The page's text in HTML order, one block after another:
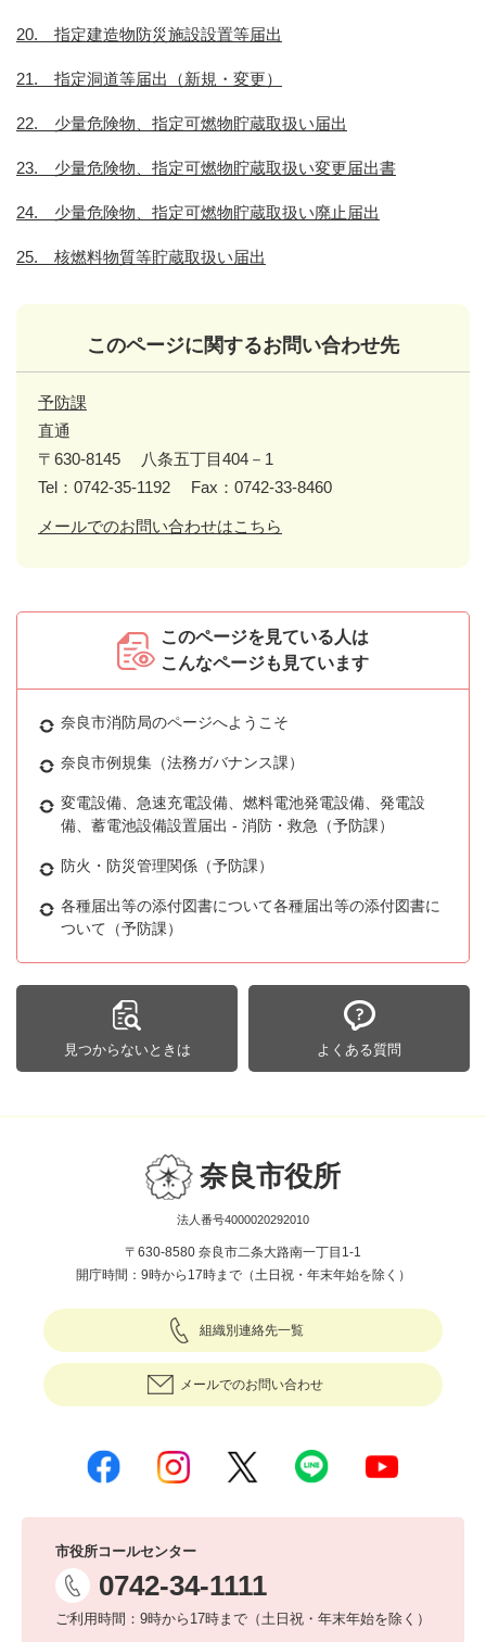
20. 指定建造物防災施設設置等届出
21. 指定洞道等届出（新規・変更）
22. 少量危険物、指定可燃物貯蔵取扱い届出
23. 少量危険物、指定可燃物貯蔵取扱い変更届出書
24. 少量危険物、指定可燃物貯蔵取扱い廃止届出
25. 核燃料物質等貯蔵取扱い届出
このページに関するお問い合わせ先
予防課
直通
〒630-8145
八条五丁目404－1
Tel：0742-35-1192
Fax：0742-33-8460
メールでのお問い合わせはこちら
このページを見ている人は
こんなページも見ています
奈良市消防局のページへようこそ
奈良市例規集（法務ガバナンス課）
変電設備、急速充電設備、燃料電池発電設備、発電設
備、蓄電池設備設置届出 - 消防・救急（予防課）
防火・防災管理関係（予防課）
各種届出等の添付図書について各種届出等の添付図書に
ついて（予防課）
見つからないときは よくある質問
奈良市役所
法人番号4000020292010
〒630-8580 奈良市二条大路南一丁目1-1
開庁時間：9時から17時まで（土日祝・年末年始を除く）
組織別連絡先一覧
メールでのお問い合わせ
市役所コールセンター
0742-34-1111
ご利用時間：9時から17時まで（土日祝・年末年始を除く）